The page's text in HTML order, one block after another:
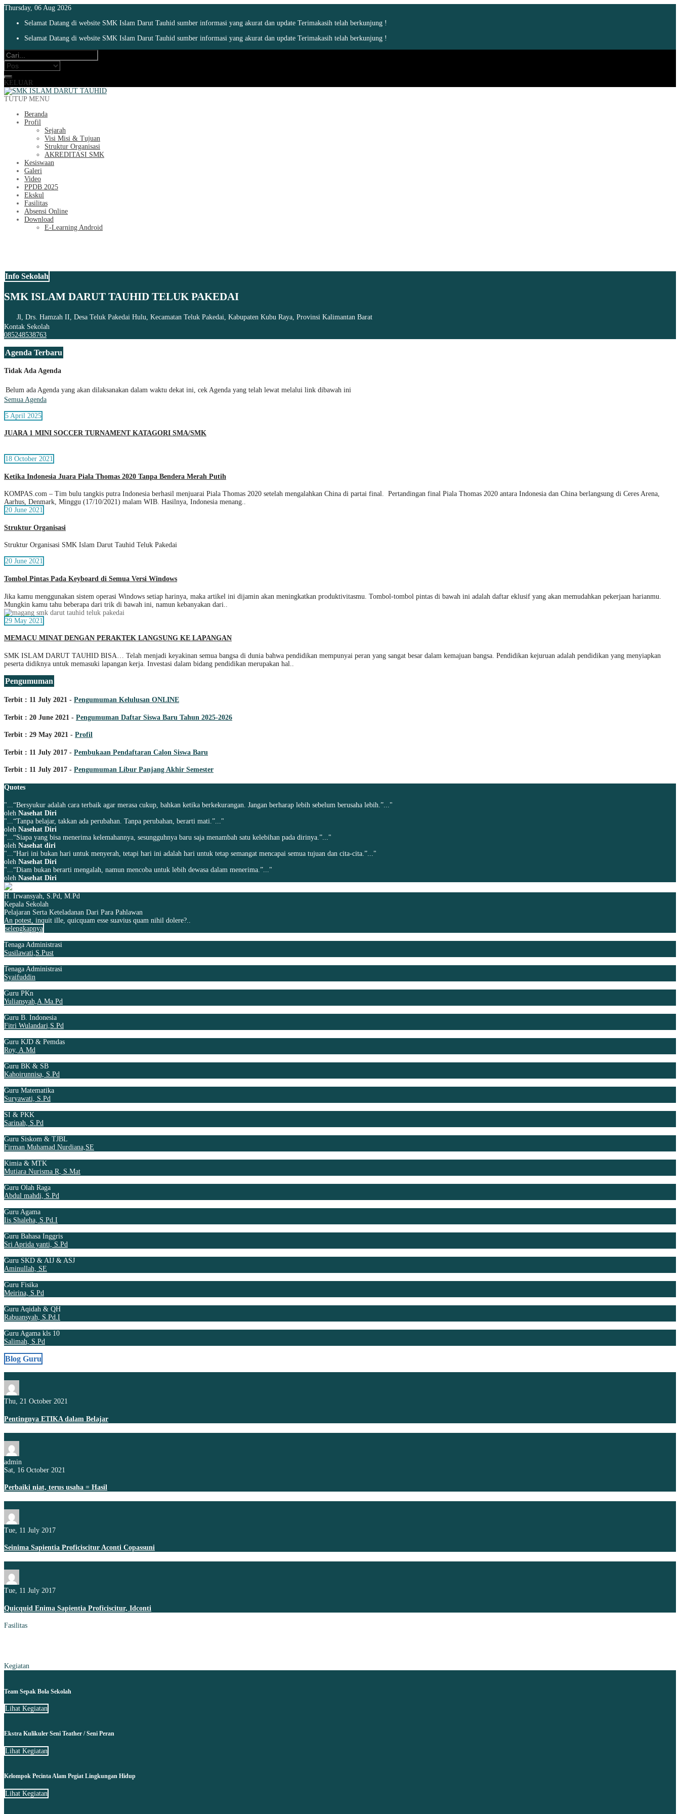
Thursday, 06 Aug 2026
Selamat Datang di website SMK Islam Darut Tauhid sumber informasi yang akurat dan update Terimakasih telah berkunjung !
Selamat Datang di website SMK Islam Darut Tauhid sumber informasi yang akurat dan update Terimakasih telah berkunjung !
KELUAR
TUTUP MENU
Beranda
Profil
Sejarah
Visi Misi & Tujuan
Struktur Organisasi
AKREDITASI SMK
Kesiswaan
Galeri
Video
PPDB 2025
Ekskul
Fasilitas
Absensi Online
Download
E-Learning Android
Info Sekolah
SMK ISLAM DARUT TAUHID TELUK PAKEDAI
Jl, Drs. Hamzah II, Desa Teluk Pakedai Hulu, Kecamatan Teluk Pakedai, Kabupaten Kubu Raya, Provinsi Kalimantan Barat
Kontak Sekolah
085248538763
Agenda Terbaru
Tidak Ada Agenda
Belum ada Agenda yang akan dilaksanakan dalam waktu dekat ini, cek Agenda yang telah lewat melalui link dibawah ini
Semua Agenda
5 April 2025
JUARA 1 MINI SOCCER TURNAMENT KATAGORI SMA/SMK
18 October 2021
Ketika Indonesia Juara Piala Thomas 2020 Tanpa Bendera Merah Putih
KOMPAS.com – Tim bulu tangkis putra Indonesia berhasil menjuarai Piala Thomas 2020 setelah mengalahkan China di partai final. Pertandingan final Piala Thomas 2020 antara Indonesia dan China berlangsung di Ceres Arena,
Aarhus, Denmark, Minggu (17/10/2021) malam WIB. Hasilnya, Indonesia menang..
20 June 2021
Struktur Organisasi
Struktur Organisasi SMK Islam Darut Tauhid Teluk Pakedai
20 June 2021
Tombol Pintas Pada Keyboard di Semua Versi Windows
Jika kamu menggunakan sistem operasi Windows setiap harinya, maka artikel ini dijamin akan meningkatkan produktivitasmu. Tombol-tombol pintas di bawah ini adalah daftar eklusif yang akan memudahkan pekerjaan harianmu.
Mungkin kamu tahu beberapa dari trik di bawah ini, namun kebanyakan dari..
29 May 2021
MEMACU MINAT DENGAN PERAKTEK LANGSUNG KE LAPANGAN
SMK ISLAM DARUT TAUHID BISA… Telah menjadi keyakinan semua bangsa di dunia bahwa pendidikan mempunyai peran yang sangat besar dalam kemajuan bangsa. Pendidikan kejuruan adalah pendidikan yang menyiapkan
peserta didiknya untuk memasuki lapangan kerja. Investasi dalam bidang pendidikan merupakan hal..
Pengumuman
Terbit : 11 July 2021 - Pengumuman Kelulusan ONLINE
Terbit : 20 June 2021 - Pengumuman Daftar Siswa Baru Tahun 2025-2026
Terbit : 29 May 2021 - Profil
Terbit : 11 July 2017 - Pembukaan Pendaftaran Calon Siswa Baru
Terbit : 11 July 2017 - Pengumuman Libur Panjang Akhir Semester
Quotes
"...“Bersyukur adalah cara terbaik agar merasa cukup, bahkan ketika berkekurangan. Jangan berharap lebih sebelum berusaha lebih.”..."
oleh Nasehat Diri
"...“Tanpa belajar, takkan ada perubahan. Tanpa perubahan, berarti mati.”..."
oleh Nasehat Diri
"...“Siapa yang bisa menerima kelemahannya, sesungguhnya baru saja menambah satu kelebihan pada dirinya.”..."
oleh Nasehat diri
"...“Hari ini bukan hari untuk menyerah, tetapi hari ini adalah hari untuk tetap semangat mencapai semua tujuan dan cita-cita.”..."
oleh Nasehat Diri
"...“Diam bukan berarti mengalah, namun mencoba untuk lebih dewasa dalam menerima.”..."
oleh Nasehat Diri
H. Irwansyah, S.Pd, M.Pd
Kepala Sekolah
Pelajaran Serta Keteladanan Dari Para Pahlawan
An potest, inquit ille, quicquam esse suavius quam nihil dolere?..
selengkapnya
Tenaga Administrasi
Susilawati,S.Pust
Tenaga Administrasi
Syaifuddin
Guru PKn
Yuliansyah,A.Ma.Pd
Guru B. Indonesia
Fitri Wulandari,S.Pd
Guru KJD & Pemdas
Roy, A.Md
Guru BK & SB
Kahoirunnisa, S.Pd
Guru Matematika
Suryawati, S.Pd
SI & PKK
Sarinah, S.Pd
Guru Siskom & TJBL
Firman Muhamad Nurdiana,SE
Kimia & MTK
Mutiara Nurisma R, S.Mat
Guru Olah Raga
Abdul mahdi, S.Pd
Guru Agama
Iis Shaleha, S.Pd.I
Guru Bahasa Inggris
Sri Aprida yanti, S.Pd
Guru SKD & AIJ & ASJ
Aminullah, SE
Guru Fisika
Meirina, S.Pd
Guru Aqidah & QH
Rabuansyah, S.Pd.I
Guru Agama kls 10
Salimah, S.Pd
Blog Guru
Thu, 21 October 2021
Pentingnya ETIKA dalam Belajar
admin
Sat, 16 October 2021
Perbaiki niat, terus usaha = Hasil
Tue, 11 July 2017
Seinima Sapientia Proficiscitur Aconti Copassuni
Tue, 11 July 2017
Quicquid Enima Sapientia Proficiscitur, Idconti
Fasilitas
Kegiatan
Team Sepak Bola Sekolah
Lihat Kegiatan
Ekstra Kulikuler Seni Teather / Seni Peran
Lihat Kegiatan
Kelompok Pecinta Alam Pegiat Lingkungan Hidup
Lihat Kegiatan